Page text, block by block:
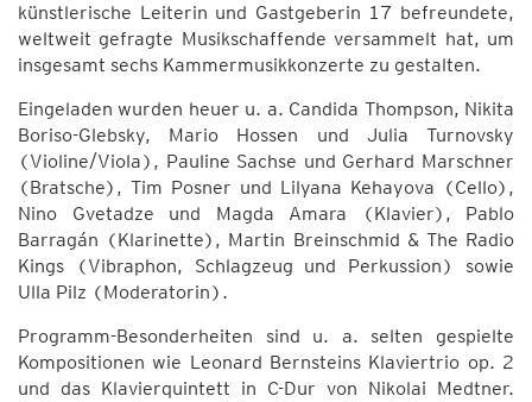
künstlerische Leiterin und Gastgeberin 17 befreundete,
weltweit gefragte Musikschaffende versammelt hat, um
insgesamt sechs Kammermusikkonzerte zu gestalten.
Eingeladen wurden heuer u. a. Candida Thompson, Nikita
Boriso-Glebsky, Mario Hossen und Julia Turnovsky
(Violine/Viola), Pauline Sachse und Gerhard Marschner
(Bratsche), Tim Posner und Lilyana Kehayova (Cello),
Nino Gvetadze und Magda Amara (Klavier), Pablo
Barragán (Klarinette), Martin Breinschmid & The Radio
Kings (Vibraphon, Schlagzeug und Perkussion) sowie
Ulla Pilz (Moderatorin).
Programm-Besonderheiten sind u. a. selten gespielte
Kompositionen wie Leonard Bernsteins Klaviertrio op. 2
und das Klavierquintett in C-Dur von Nikolai Medtner.